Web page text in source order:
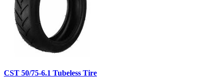
CST 50/75-6.1 Tubeless Tire